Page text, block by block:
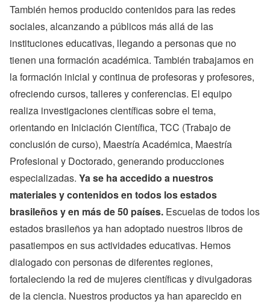
También hemos producido contenidos para las redes
sociales, alcanzando a públicos más allá de las
instituciones educativas, llegando a personas que no
tienen una formación académica. También trabajamos en
la formación inicial y continua de profesoras y profesores,
ofreciendo cursos, talleres y conferencias. El equipo
realiza investigaciones científicas sobre el tema,
orientando en Iniciación Científica, TCC (Trabajo de
conclusión de curso), Maestría Académica, Maestría
Profesional y Doctorado, generando producciones
especializadas. Ya se ha accedido a nuestros
materiales y contenidos en todos los estados
brasileños y en más de 50 países. Escuelas de todos los
estados brasileños ya han adoptado nuestros libros de
pasatiempos en sus actividades educativas. Hemos
dialogado con personas de diferentes regiones,
fortaleciendo la red de mujeres científicas y divulgadoras
de la ciencia. Nuestros productos ya han aparecido en